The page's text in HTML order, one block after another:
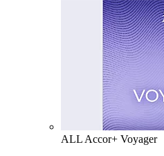
ALL Accor+ Voyager